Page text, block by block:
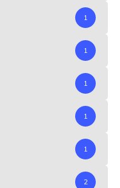
1
1
1
1
1
2